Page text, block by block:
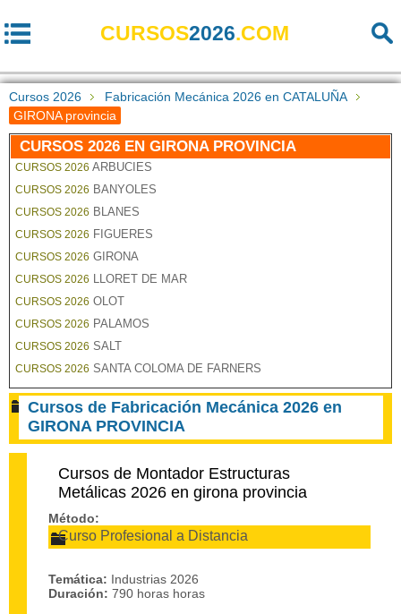
CURSOS2026.COM
Cursos 2026
Fabricación Mecánica 2026 en CATALUÑA
GIRONA provincia
CURSOS 2026 EN GIRONA PROVINCIA
CURSOS 2026 ARBUCIES
CURSOS 2026 BANYOLES
CURSOS 2026 BLANES
CURSOS 2026 FIGUERES
CURSOS 2026 GIRONA
CURSOS 2026 LLORET DE MAR
CURSOS 2026 OLOT
CURSOS 2026 PALAMOS
CURSOS 2026 SALT
CURSOS 2026 SANTA COLOMA DE FARNERS
Cursos de Fabricación Mecánica 2026 en
GIRONA PROVINCIA
Cursos de Montador Estructuras
Metálicas 2026 en girona provincia
Método:
Curso Profesional a Distancia
Temática: Industrias 2026
Duración: 790 horas horas